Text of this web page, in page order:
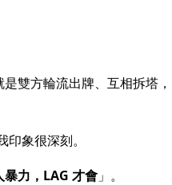
雙方輪流出牌、互相拆塔，
象很深刻。
力，LAG 才會 」。